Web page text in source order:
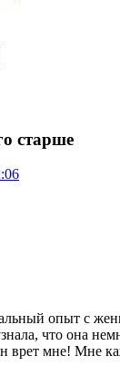
старше
опыт с
что она
врет мне! Мне